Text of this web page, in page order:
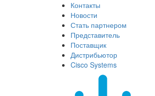
Контакты
Новости
Стать партнером
Представитель
Поставщик
Дистрибьютор
Cisco Systems